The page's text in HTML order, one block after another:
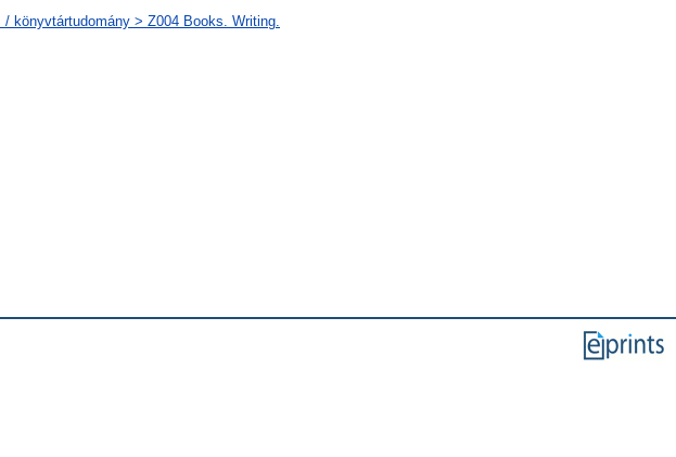
könyvtártudomány > Z004 Books. Writing.